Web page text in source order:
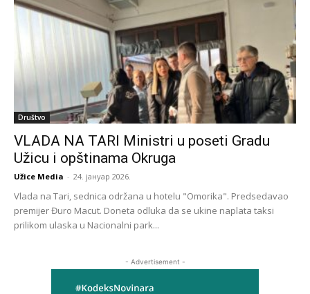
Društvo
VLADA NA TARI Ministri u poseti Gradu
Užicu i opštinama Okruga
Užice Media - 24. јануар 2026.
Vlada na Tari, sednica održana u hotelu "Omorika". Predsedavao
premijer Đuro Macut. Doneta odluka da se ukine naplata taksi
prilikom ulaska u Nacionalni park...
- Advertisement -